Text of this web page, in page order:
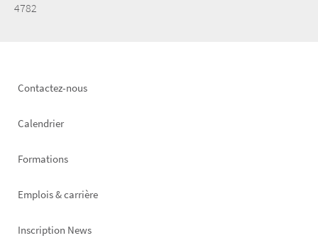
4782
Footer
Contactez-nous
Calendrier
Formations
Emplois & carrière
Inscription News